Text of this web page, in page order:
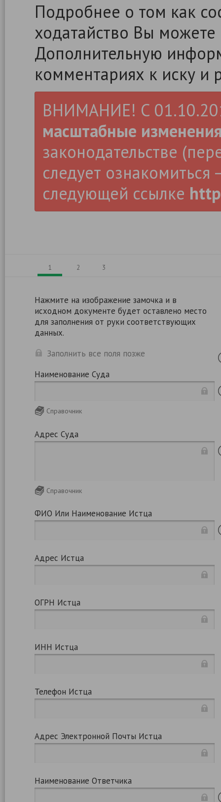
Подробнее о том как
ходатайство Вы
Дополнительную
комментариях к иску и
ВНИМАНИЕ! С
масштабные
законодательстве
следует ознакомиться
следующей ссылке
1 2 3
Нажмите на изображение замочка и в
исходном документе будет оставлено место
для заполнения от руки соответствующих
данных.
Заполнить все поля позже
Наименование Суда
Справочник
Адрес Суда
Справочник
ФИО Или Наименование Истца
Адрес Истца
ОГРН Истца
ИНН Истца
Телефон Истца
Адрес Электронной Почты Истца
Наименование Ответчика